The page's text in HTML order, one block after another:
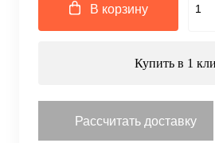
В корзину
Купить в 1
Рассчитать доставку